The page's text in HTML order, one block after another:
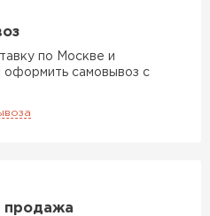
по Москве и
оформить самовывоз с
продажа